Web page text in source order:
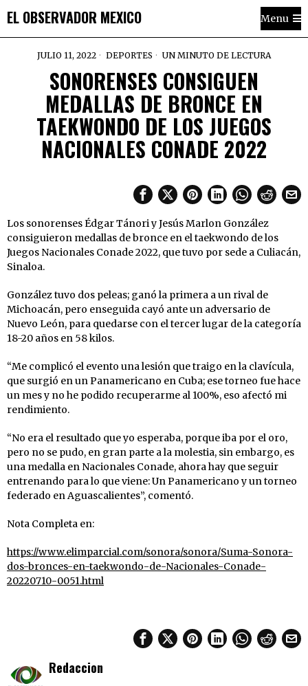
EL OBSERVADOR MEXICO Menu
JULIO 11, 2022 DEPORTES UN MINUTO DE LECTURA
SONORENSES CONSIGUEN
MEDALLAS DE BRONCE EN
TAEKWONDO DE LOS JUEGOS
NACIONALES CONADE 2022
Los sonorenses Édgar Tánori y Jesús Marlon González
consiguieron medallas de bronce en el taekwondo de los
Juegos Nacionales Conade 2022, que tuvo por sede a Culiacán,
Sinaloa.
González tuvo dos peleas; ganó la primera a un rival de
Michoacán, pero enseguida cayó ante un adversario de
Nuevo León, para quedarse con el tercer lugar de la categoría
18-20 años en 58 kilos.
“Me complicó el evento una lesión que traigo en la clavícula,
que surgió en un Panamericano en Cuba; ese torneo fue hace
un mes y no he podido recuperarme al 100%, eso afectó mi
rendimiento.
“No era el resultado que yo esperaba, porque iba por el oro,
pero no se pudo, en gran parte a la molestia, sin embargo, es
una medalla en Nacionales Conade, ahora hay que seguir
entrenando para lo que viene: Un Panamericano y un torneo
federado en Aguascalientes”, comentó.
Nota Completa en:
https://www.elimparcial.com/sonora/sonora/Suma-Sonora-
dos-bronces-en-taekwondo-de-Nacionales-Conade-
20220710-0051.html
Redaccion